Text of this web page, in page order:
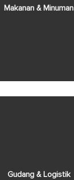
Makanan & Minuman
Gudang & Logistik